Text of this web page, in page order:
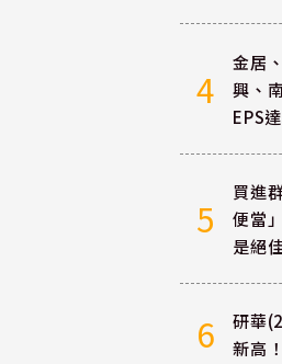
4
金居
興、
EPS
5
買進
便當
是絕
6
研華
新高